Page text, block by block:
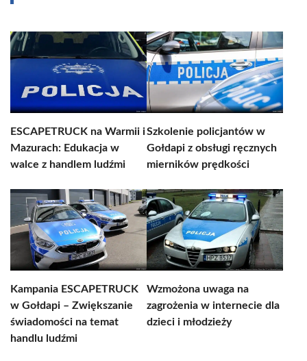
ESCAPETRUCK na Warmii i
Mazurach: Edukacja w
walce z handlem ludźmi
Szkolenie policjantów w
Gołdapi z obsługi ręcznych
mierników prędkości
Kampania ESCAPETRUCK
w Gołdapi – Zwiększanie
świadomości na temat
handlu ludźmi
Wzmożona uwaga na
zagrożenia w internecie dla
dzieci i młodzieży